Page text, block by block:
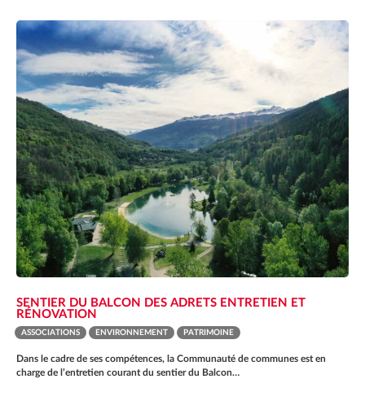
SENTIER DU BALCON DES ADRETS ENTRETIEN ET
RÉNOVATION
ASSOCIATIONS ENVIRONNEMENT PATRIMOINE
Dans le cadre de ses compétences, la Communauté de communes est en
charge de l’entretien courant du sentier du Balcon…